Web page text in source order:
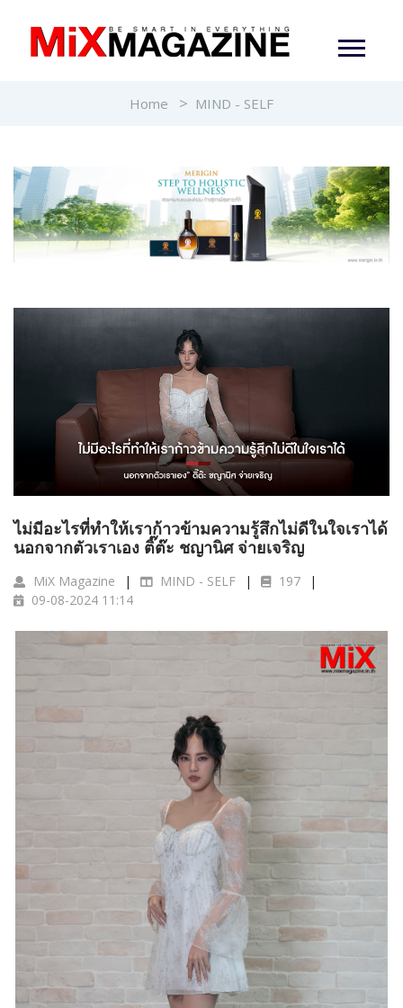
Home MIND - SELF
ไม่มีอะไรที่ทำให้เราก้าวข้ามความรู้สึกไม่ดีในใจเราได้
นอกจากตัวเราเอง ติ๊ต๊ะ ชญานิศ จ่ายเจริญ
MiX Magazine MIND - SELF
197
09-08-2024 11:14